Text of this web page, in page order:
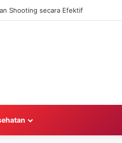
yang Kompetitif